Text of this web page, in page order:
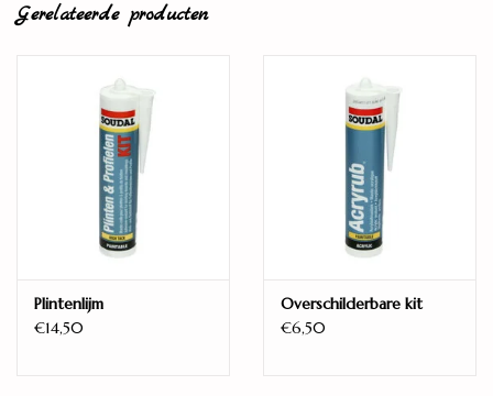
Vloerverwarming
Warmteweerstand (R)
Gebruikersklasse
31/AC3
Gerelateerde producten
Plintenlijm
€14,50
Overschilderbare kit
€6,50